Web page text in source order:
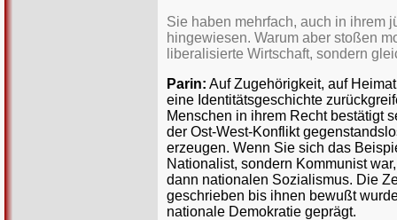
Sie haben mehrfach, auch in ihrem
hingewiesen. Warum aber stoßen
liberalisierte Wirtschaft, sondern
Parin: Auf Zugehörigkeit, auf
eine Identitätsgeschichte
Menschen in ihrem Recht bestätigt
der Ost-West-Konflikt
erzeugen. Wenn Sie sich das
Nationalist, sondern Kommunist
dann nationalen Sozialismus. Die
geschrieben bis ihnen bewußt
nationale Demokratie geprägt.